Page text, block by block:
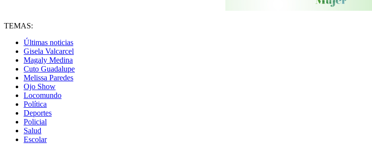
TEMAS:
Últimas noticias
Gisela Valcarcel
Magaly Medina
Cuto Guadalupe
Melissa Paredes
Ojo Show
Locomundo
Política
Deportes
Policial
Salud
Escolar